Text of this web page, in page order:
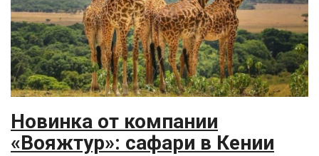
Новинка от компании
«Вояжтур»: сафари в Кении